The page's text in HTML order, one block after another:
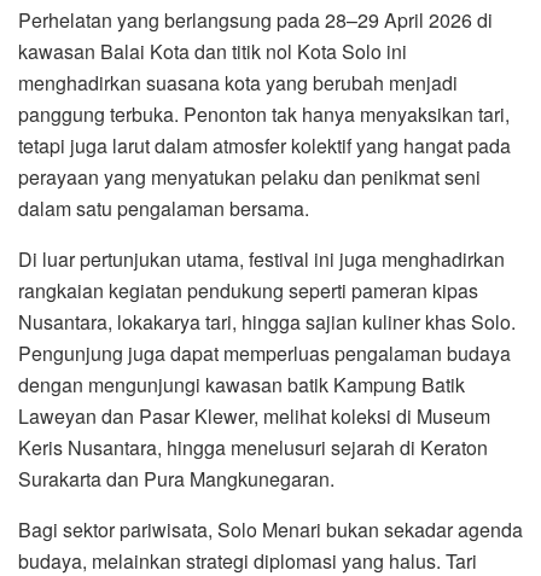
Perhelatan yang berlangsung pada 28–29 April 2026 di
kawasan Balai Kota dan titik nol Kota Solo ini
menghadirkan suasana kota yang berubah menjadi
panggung terbuka. Penonton tak hanya menyaksikan tari,
tetapi juga larut dalam atmosfer kolektif yang hangat pada
perayaan yang menyatukan pelaku dan penikmat seni
dalam satu pengalaman bersama.
Di luar pertunjukan utama, festival ini juga menghadirkan
rangkaian kegiatan pendukung seperti pameran kipas
Nusantara, lokakarya tari, hingga sajian kuliner khas Solo.
Pengunjung juga dapat memperluas pengalaman budaya
dengan mengunjungi kawasan batik Kampung Batik
Laweyan dan Pasar Klewer, melihat koleksi di Museum
Keris Nusantara, hingga menelusuri sejarah di Keraton
Surakartadan Pura Mangkunegaran.
Bagi sektor pariwisata, Solo Menari bukan sekadar agenda
budaya, melainkan strategi diplomasi yang halus. Tari